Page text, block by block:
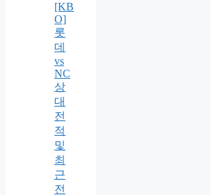
[KB
O]
롯
데
vs
NC
상
대
전
적
및
최
근
전